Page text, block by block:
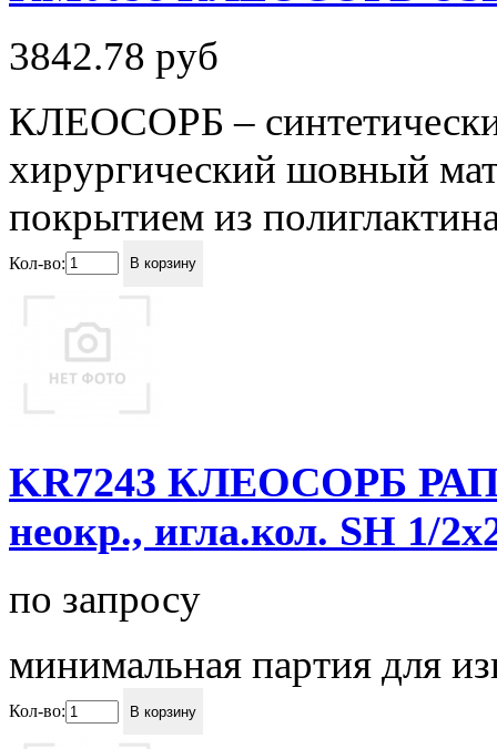
3842.78 руб
КЛЕОСОРБ –
хирургический шовный
покрытием из
Кол-во: В корзину
KR7243 КЛЕОСОРБ
неокр., игла.кол. SH 1/
по запросу
минимальная партия для
Кол-во: В корзину